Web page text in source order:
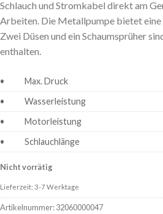
Schlauch und Stromkabel direkt am
Arbeiten. Die Metallpumpe bietet eine
Zwei Düsen und ein Schaumsprüher
enthalten.
• Max. Druck
•
Wasserleistung
•
Motorleistung
•
Schlauchlänge
Nicht vorrätig
Lieferzeit: 3-7 Werktage
Artikelnummer:32060000047